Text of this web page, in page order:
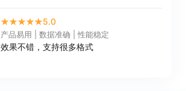
5.0
产品易用 | 数据准确 | 性能稳定
效果不错，支持很多格式